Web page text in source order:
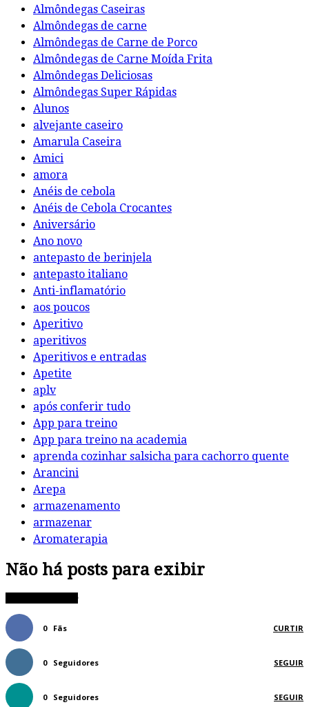
Almôndegas Caseiras
Almôndegas de carne
Almôndegas de Carne de Porco
Almôndegas de Carne Moída Frita
Almôndegas Deliciosas
Almôndegas Super Rápidas
Alunos
alvejante caseiro
Amarula Caseira
Amici
amora
Anéis de cebola
Anéis de Cebola Crocantes
Aniversário
Ano novo
antepasto de berinjela
antepasto italiano
Anti-inflamatório
aos poucos
Aperitivo
aperitivos
Aperitivos e entradas
Apetite
aplv
após conferir tudo
App para treino
App para treino na academia
aprenda cozinhar salsicha para cachorro quente
Arancini
Arepa
armazenamento
armazenar
Aromaterapia
Não há posts para exibir
0 Fãs CURTIR
0 Seguidores SEGUIR
0 Seguidores SEGUIR